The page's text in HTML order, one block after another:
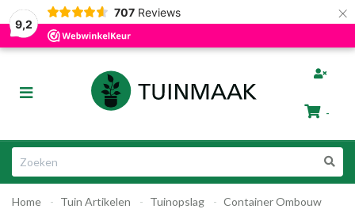
(Tuinafscheiding)
(Tuinmeubelen)
(Dier & Tuin)
9,2
707 Reviews ×
Gratis afhalen in Groningen Razendsnelle Levering
Toggle
-
Winkelwagen
Home Tuin Artikelen Tuinopslag
Container Ombouw